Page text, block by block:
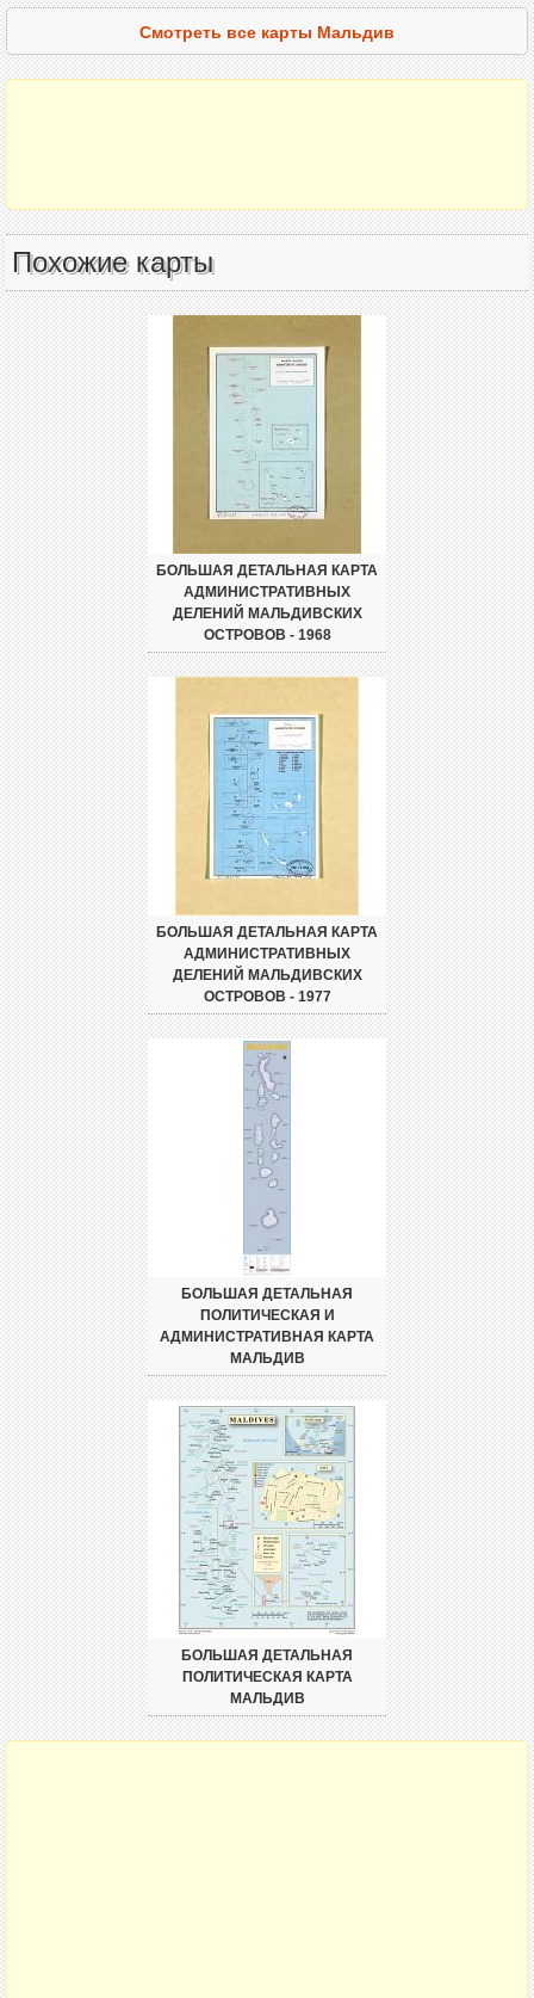
Смотреть все карты Мальдив
Похожие карты
БОЛЬШАЯ ДЕТАЛЬНАЯ КАРТА
АДМИНИСТРАТИВНЫХ
ДЕЛЕНИЙ МАЛЬДИВСКИХ
ОСТРОВОВ - 1968
БОЛЬШАЯ ДЕТАЛЬНАЯ КАРТА
АДМИНИСТРАТИВНЫХ
ДЕЛЕНИЙ МАЛЬДИВСКИХ
ОСТРОВОВ - 1977
БОЛЬШАЯ ДЕТАЛЬНАЯ
ПОЛИТИЧЕСКАЯ И
АДМИНИСТРАТИВНАЯ КАРТА
МАЛЬДИВ
БОЛЬШАЯ ДЕТАЛЬНАЯ
ПОЛИТИЧЕСКАЯ КАРТА
МАЛЬДИВ